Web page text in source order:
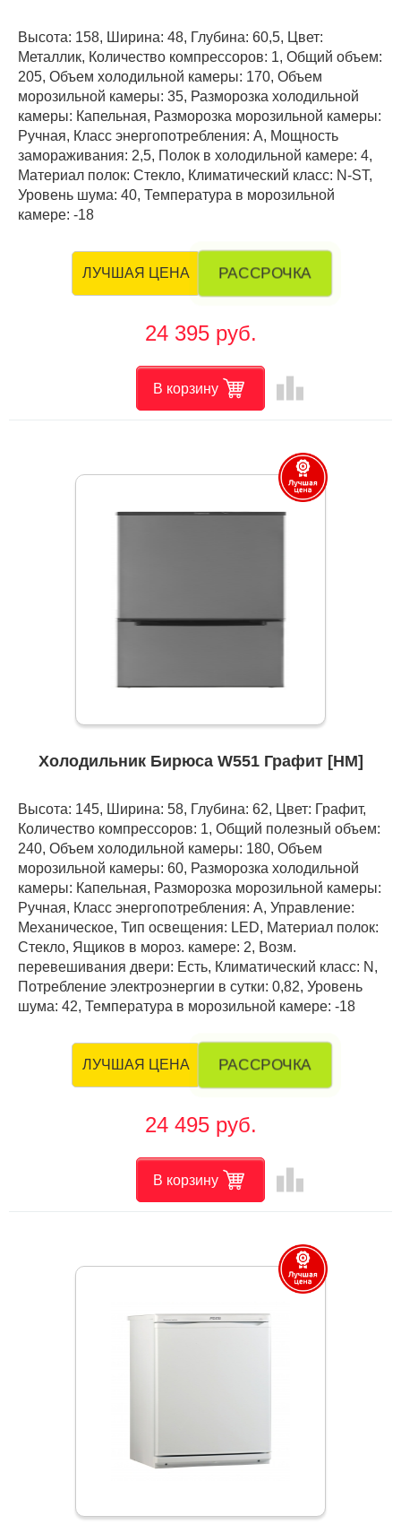
Высота: 158, Ширина: 48, Глубина: 60,5, Цвет:
Металлик, Количество компрессоров: 1, Общий объем:
205, Объем холодильной камеры: 170, Объем
морозильной камеры: 35, Разморозка холодильной
камеры: Капельная, Разморозка морозильной камеры:
Ручная, Класс энергопотребления: А, Мощность
замораживания: 2,5, Полок в холодильной камере: 4,
Материал полок: Стекло, Климатический класс: N-ST,
Уровень шума: 40, Температура в морозильной
камере: -18
ЛУЧШАЯ ЦЕНА РАССРОЧКА
24 395 руб.
В корзину leaderboard
Холодильник Бирюса W551 Графит [НМ]
Высота: 145, Ширина: 58, Глубина: 62, Цвет: Графит,
Количество компрессоров: 1, Общий полезный объем:
240, Объем холодильной камеры: 180, Объем
морозильной камеры: 60, Разморозка холодильной
камеры: Капельная, Разморозка морозильной камеры:
Ручная, Класс энергопотребления: А, Управление:
Механическое, Тип освещения: LED, Материал полок:
Стекло, Ящиков в мороз. камере: 2, Возм.
перевешивания двери: Есть, Климатический класс: N,
Потребление электроэнергии в сутки: 0,82, Уровень
шума: 42, Температура в морозильной камере: -18
ЛУЧШАЯ ЦЕНА РАССРОЧКА
24 495 руб.
В корзину leaderboard